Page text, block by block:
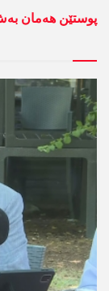
پوستێن ھەمان